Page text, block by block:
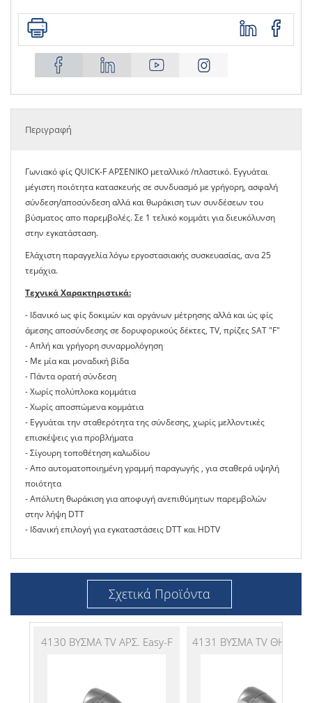
Περιγραφή
Γωνιακό φίς QUICK-F ΑΡΣΕΝΙΚΟ μεταλλικό /πλαστικό. Εγγυάται
μέγιστη ποιότητα κατασκευής σε συνδυασμό με γρήγορη, ασφαλή
σύνδεση/αποσύνδεση αλλά και θωράκιση των συνδέσεων του
βύσματος απο παρεμβολές. Σε 1 τελικό κομμάτι για διευκόλυνση
στην εγκατάσταση.
Ελάχιστη παραγγελία λόγω εργοστασιακής συσκευασίας, ανα 25
τεμάχια.
Τεχνικά Χαρακτηριστικά:
- Ιδανικό ως φίς δοκιμών και οργάνων μέτρησης αλλά και ώς φίς
άμεσης αποσύνδεσης σε δορυφορικούς δέκτες, TV, πρίζες SAT "F"
- Απλή και γρήγορη συναρμολόγηση
- Με μία και μοναδική βίδα
- Πάντα ορατή σύνδεση
- Χωρίς πολύπλοκα κομμάτια
- Χωρίς αποσπώμενα κομμάτια
- Εγγυάται την σταθερότητα της σύνδεσης, χωρίς μελλοντικές
επισκέψεις για προβλήματα
- Σίγουρη τοποθέτηση καλωδίου
- Απο αυτοματοποιημένη γραμμή παραγωγής , για σταθερά υψηλή
ποιότητα
- Απόλυτη θωράκιση για αποφυγή ανεπιθύμητων παρεμβολών
στην λήψη DTT
- Ιδανική επιλογή για εγκαταστάσεις DTT και HDTV
Σχετικά Προϊόντα
4130 ΒΥΣΜΑ TV ΑΡΣ. Easy-F 4131 ΒΥΣΜΑ TV ΘΗΛ.